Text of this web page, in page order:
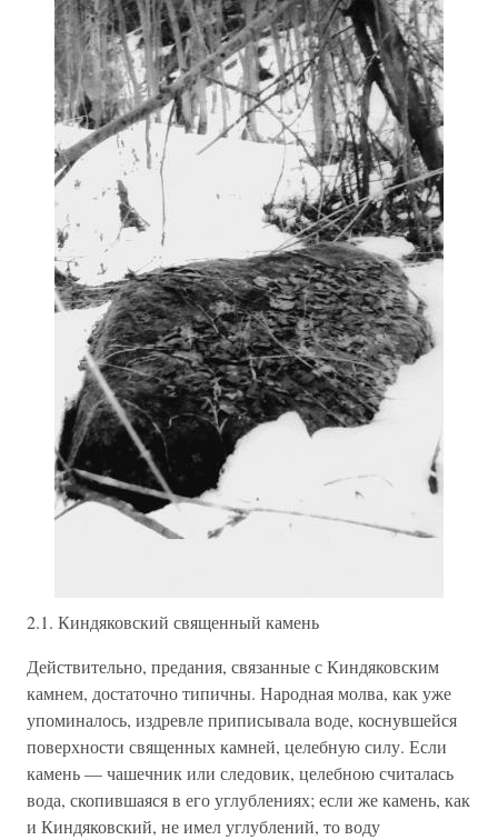
2.1. Киндяковский священный камень
Действительно, предания, связанные с Киндяковским
камнем, достаточно типичны. Народная молва, как уже
упоминалось, издревле приписывала воде, коснувшейся
поверхности священных камней, целебную силу. Если
камень — чашечник или следовик, целебною считалась
вода, скопившаяся в его углублениях; если же камень, как
и Киндяковский, не имел углублений, то воду